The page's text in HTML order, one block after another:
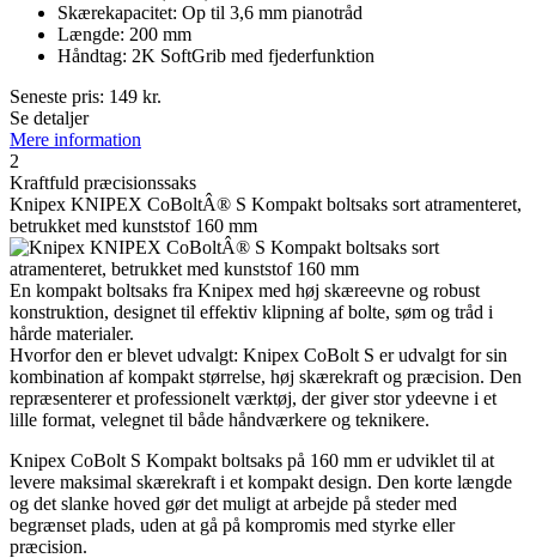
Skærekapacitet: Op til 3,6 mm pianotråd
Længde: 200 mm
Håndtag: 2K SoftGrib med fjederfunktion
Seneste pris: 149 kr.
Se detaljer
Mere information
2
Kraftfuld præcisionssaks
Knipex KNIPEX CoBoltÂ® S Kompakt boltsaks sort atramenteret,
betrukket med kunststof 160 mm
En kompakt boltsaks fra Knipex med høj skæreevne og robust
konstruktion, designet til effektiv klipning af bolte, søm og tråd i
hårde materialer.
Hvorfor den er blevet udvalgt: Knipex CoBolt S er udvalgt for sin
kombination af kompakt størrelse, høj skærekraft og præcision. Den
repræsenterer et professionelt værktøj, der giver stor ydeevne i et
lille format, velegnet til både håndværkere og teknikere.
Knipex CoBolt S Kompakt boltsaks på 160 mm er udviklet til at
levere maksimal skærekraft i et kompakt design. Den korte længde
og det slanke hoved gør det muligt at arbejde på steder med
begrænset plads, uden at gå på kompromis med styrke eller
præcision.